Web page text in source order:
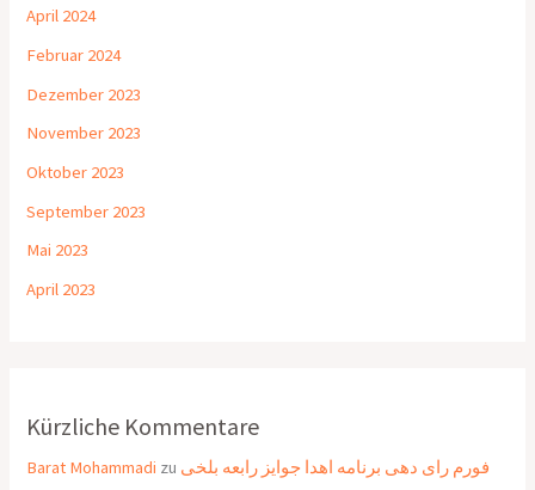
April 2024
Februar 2024
Dezember 2023
November 2023
Oktober 2023
September 2023
Mai 2023
April 2023
Kürzliche Kommentare
Barat Mohammadi zu فورم رای دهی برنامه اهدا جوایز رابعه بلخی